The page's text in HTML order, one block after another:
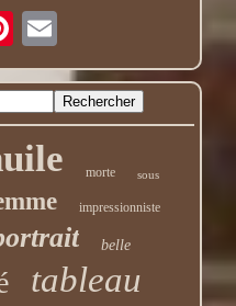
morte sous
impressionniste
belle
tableau